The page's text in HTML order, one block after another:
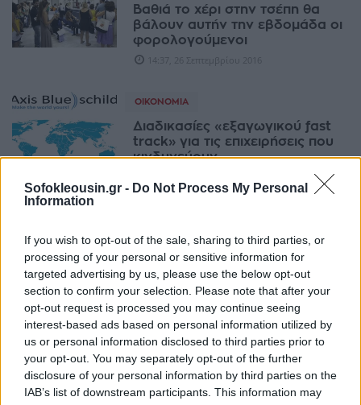
Sofokleousin.gr - Do Not Process My Personal
Information
If you wish to opt-out of the sale, sharing to third parties, or
processing of your personal or sensitive information for
targeted advertising by us, please use the below opt-out
section to confirm your selection. Please note that after your
opt-out request is processed you may continue seeing
interest-based ads based on personal information utilized by
us or personal information disclosed to third parties prior to
your opt-out. You may separately opt-out of the further
disclosure of your personal information by third parties on the
IAB’s list of downstream participants. This information may
Βαθιά το χέρι στην τσέπη θα
βάλουν αυτήν την εβδομάδα οι
φορολογούμενοι
14:37, 26 Σεπτεμβρίου 2016
ΟΙΚΟΝΟΜΊΑ
Διαδικασίες «εξαγωγικού fast
track» για τις επιχειρήσεις που
κινδυνεύουν
Α’ δόση ΕΝΦΙΑ: Η κυβέρνηση
μετράει δυνάμεις και…αντοχές
πολιτών
07:30, 26 Σεπτεμβρίου 2016
Συνθλίβοντας τη νέα γενιά
16:00, 24 Σεπτεμβρίου 2016